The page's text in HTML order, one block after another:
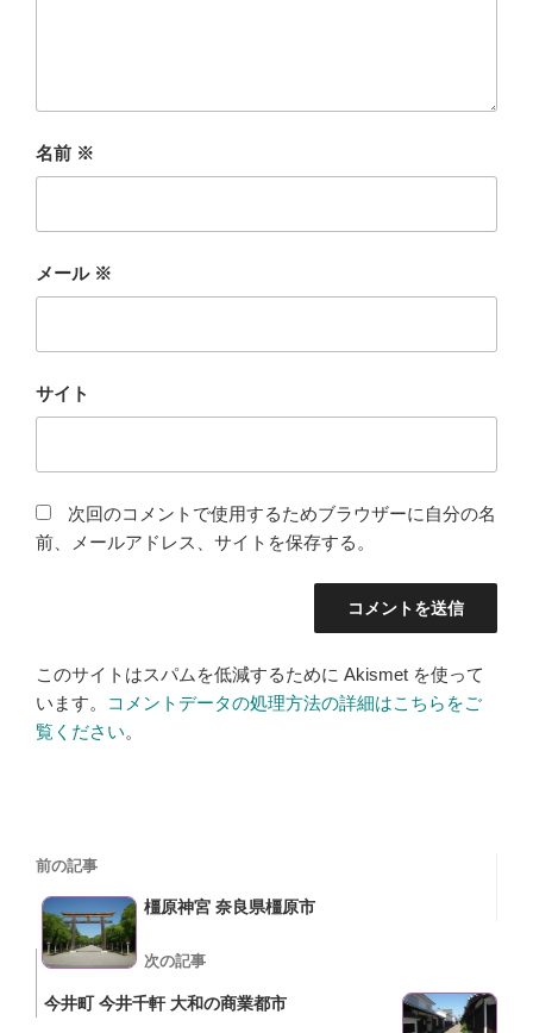
名前 ※
メール ※
サイト
次回のコメントで使用するためブラウザーに自分の名
前、メールアドレス、サイトを保存する。
このサイトはスパムを低減するために Akismet を使って
います。
コメントデータの処理方法の詳細はこちらをご
覧ください。
投
稿
ナ
ビ
ゲ
過
去
の
投
前の記事
橿原神宮 奈良県橿原市
次
の
投
次の記事
今井町 今井千軒 大和の商業都市